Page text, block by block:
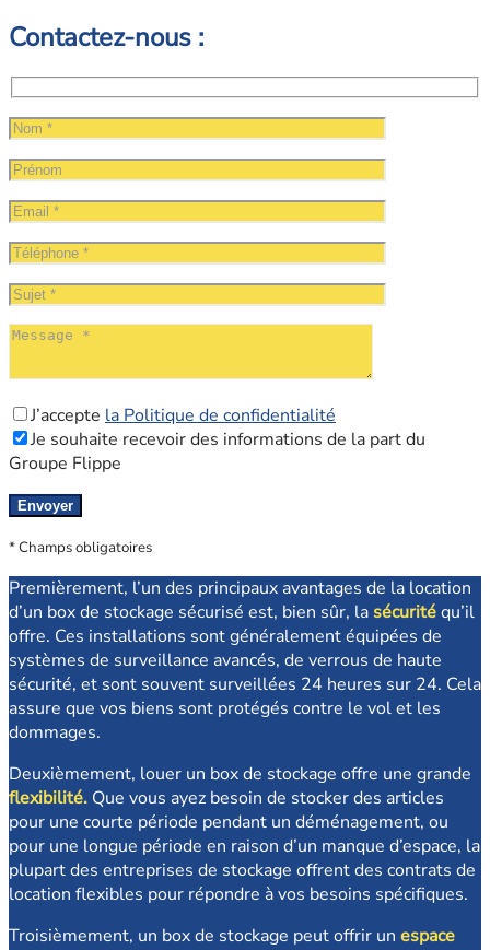
Contactez-nous :
J’accepte la Politique de confidentialité
Je souhaite recevoir des informations de la part du
Groupe Flippe
* Champs obligatoires
Premièrement, l’un des principaux avantages de la location
d’un box de stockage sécurisé est, bien sûr, lasécuritéqu’il
offre. Ces installations sont généralement équipées de
systèmes de surveillance avancés, de verrous de haute
sécurité, et sont souvent surveillées 24 heures sur 24. Cela
assure que vos biens sont protégés contre le vol et les
dommages.
Deuxièmement, louer un box de stockage offre une grande
flexibilité. Que vous ayez besoin de stocker des articles
pour une courte période pendant un déménagement, ou
pour une longue période en raison d’un manque d’espace, la
plupart des entreprises de stockage offrent des contrats de
location flexibles pour répondre à vos besoins spécifiques.
Troisièmement, un box de stockage peut offrir un espace